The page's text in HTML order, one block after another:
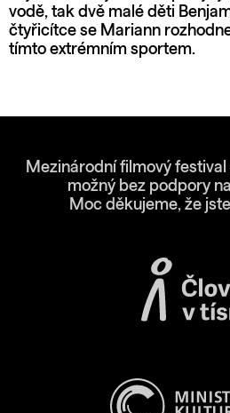
vodě, tak dvě malé děti
čtyřicítce se Mariann
tímto extrémním sportem.
Mezinárodní filmový festival
možný bez podpory
Moc děkujeme, že